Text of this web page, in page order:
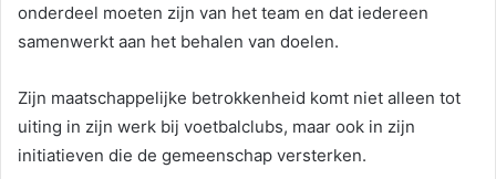
onderdeel moeten zijn van het team en dat iedereen
samenwerkt aan het behalen van doelen.
Zijn maatschappelijke betrokkenheid komt niet alleen tot
uiting in zijn werk bij voetbalclubs, maar ook in zijn
initiatieven die de gemeenschap versterken.